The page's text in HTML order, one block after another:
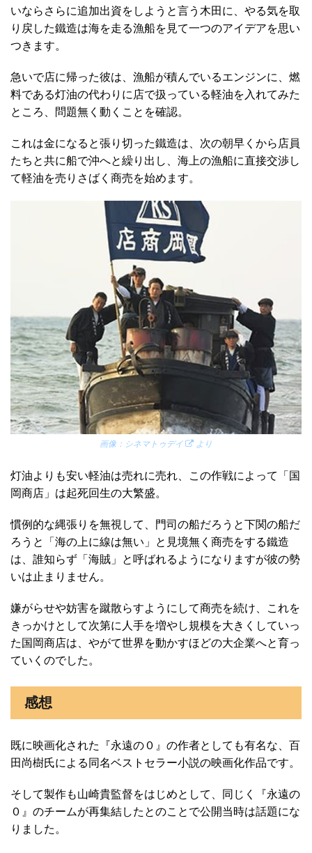
いならさらに追加出資をしようと言う木田に、やる気を取
り戻した鐵造は海を走る漁船を見て一つのアイデアを思い
つきます。
急いで店に帰った彼は、漁船が積んでいるエンジンに、燃
料である灯油の代わりに店で扱っている軽油を入れてみた
ところ、問題無く動くことを確認。
これは金になると張り切った鐵造は、次の朝早くから店員
たちと共に船で沖へと繰り出し、海上の漁船に直接交渉し
て軽油を売りさばく商売を始めます。
画像： シネマトゥデイ より
灯油よりも安い軽油は売れに売れ、この作戦によって「国
岡商店」は起死回生の大繁盛。
慣例的な縄張りを無視して、門司の船だろうと下関の船だ
ろうと「海の上に線は無い」と見境無く商売をする鐵造
は、誰知らず「海賊」と呼ばれるようになりますが彼の勢
いは止まりません。
嫌がらせや妨害を蹴散らすようにして商売を続け、これを
きっかけとして次第に人手を増やし規模を大きくしていっ
た国岡商店は、やがて世界を動かすほどの大企業へと育っ
ていくのでした。
感想
既に映画化された『永遠の０』の作者としても有名な、百
田尚樹氏による同名ベストセラー小説の映画化作品です。
そして製作も山崎貴監督をはじめとして、同じく『永遠の
０』のチームが再集結したとのことで公開当時は話題にな
りました。